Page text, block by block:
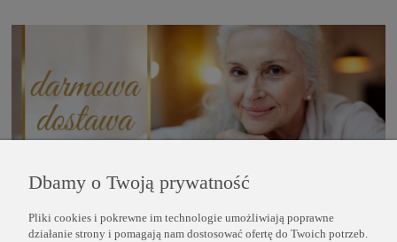
POMOC
Dbamy o Twoją prywatność
Pliki cookies i pokrewne im technologie umożliwiają poprawne
działanie strony i pomagają nam dostosować ofertę do Twoich potrzeb.